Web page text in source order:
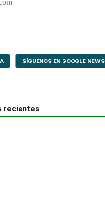
SÍGUENOS EN GOOGLE NEWS
recientes